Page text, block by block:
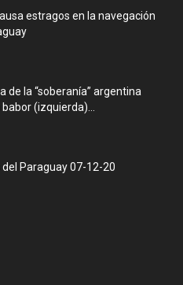
estragos en la navegación
de la “soberanía” argentina
(izquierda)...
del Paraguay 07-12-20